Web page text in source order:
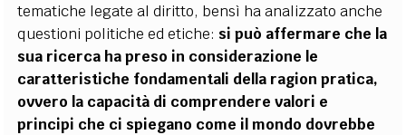
tematiche legate al diritto, bensì ha analizzato anche
questioni politiche ed etiche: si può affermare che la
sua ricerca ha preso in considerazione le
caratteristiche fondamentali della ragion pratica,
ovvero la capacità di comprendere valori e
principi che ci spiegano come il mondo dovrebbe